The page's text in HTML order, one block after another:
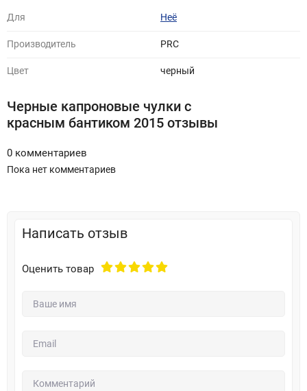
Для Неё
Производитель PRC
Цвет черный
Черные капроновые чулки с
красным бантиком 2015 отзывы
0 комментариев
Пока нет комментариев
Написать отзыв
Оценить товар